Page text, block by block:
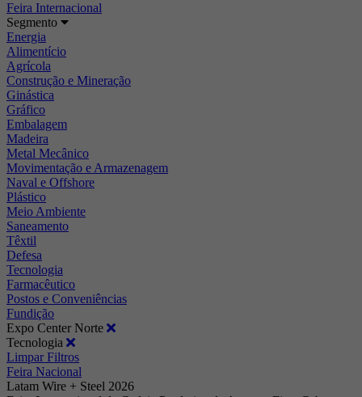
Feira Internacional
Segmento
Energia
Alimentício
Agrícola
Construção e Mineração
Ginástica
Gráfico
Embalagem
Madeira
Metal Mecânico
Movimentação e Armazenagem
Naval e Offshore
Plástico
Meio Ambiente
Saneamento
Têxtil
Defesa
Tecnologia
Farmacêutico
Postos e Conveniências
Fundição
Expo Center Norte
Tecnologia
Limpar Filtros
Feira Nacional
Latam Wire + Steel 2026